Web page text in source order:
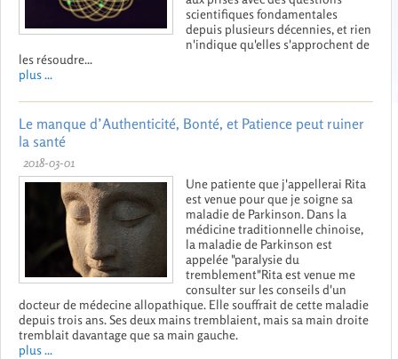
scientifiques fondamentales
depuis plusieurs décennies, et rien
n'indique qu'elles s'approchent de
les résoudre...
plus ...
Le manque d’Authenticité, Bonté, et Patience peut ruiner
la santé
2018-03-01
Une patiente que j'appellerai Rita
est venue pour que je soigne sa
maladie de Parkinson. Dans la
médicine traditionnelle chinoise,
la maladie de Parkinson est
appelée "paralysie du
tremblement"Rita est venue me
consulter sur les conseils d'un
docteur de médecine allopathique. Elle souffrait de cette maladie
depuis trois ans. Ses deux mains tremblaient, mais sa main droite
tremblait davantage que sa main gauche.
plus ...